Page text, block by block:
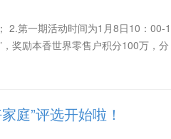
2.第一期活动时间为1月8日10：00-1
奖励本香世界零售户积分100万，分
庭”评选开始啦！